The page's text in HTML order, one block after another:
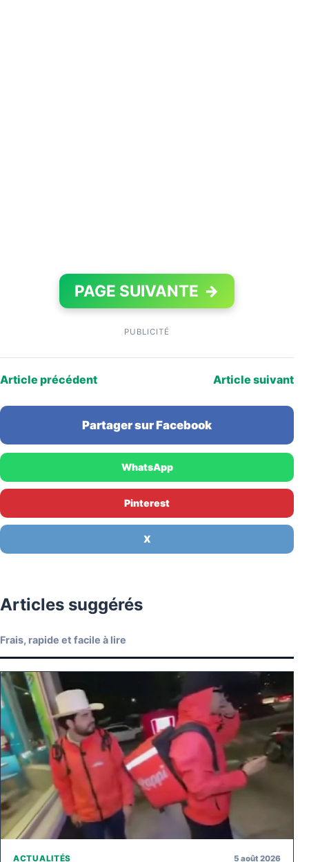
PAGE SUIVANTE →
PUBLICITÉ
Article précédent Article suivant
Partager sur Facebook
WhatsApp
Pinterest
X
Articles suggérés
Frais, rapide et facile à lire
ACTUALITÉS 5 août 2026